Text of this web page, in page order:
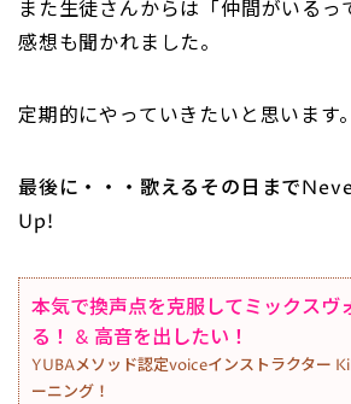
また生徒さんからは「仲間がいるっ
感想も聞かれました。
定期的にやっていきたいと思います。
最後に・・・歌えるその日まで
Up!
本気で換声点を克服してミックスヴ
る！ & 高音を出したい！
YUBAメソッド認定voiceインストラクター
ーニング！